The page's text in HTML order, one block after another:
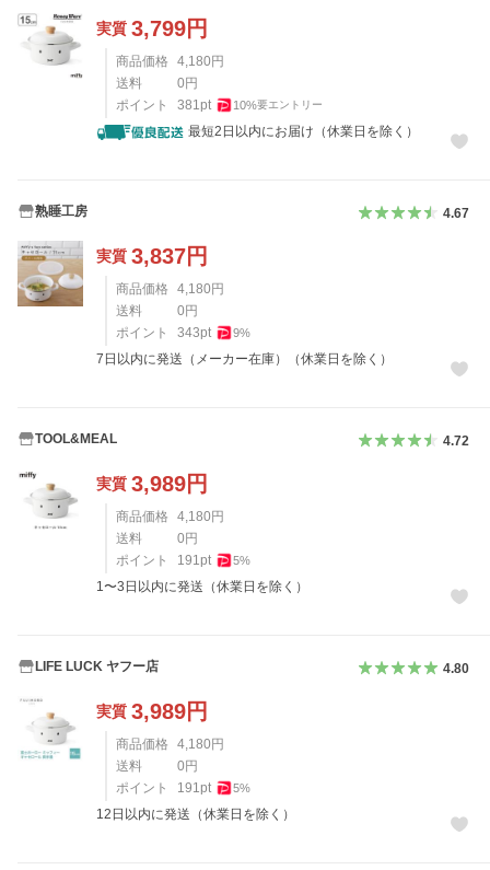
実質 3,799円
商品価格 4,180円
送料
0円
ポイント
381 pt 10%要エントリー
最短2日以内にお届け（休業日を除く）
熟睡工房 4.67
実質 3,837円
商品価格 4,180円
送料
0円
ポイント
343pt 9%
7日以内に発送（メーカー在庫）（休業日を除く）
TOOL&MEAL 4.72
実質 3,989円
商品価格 4,180円
送料
0円
ポイント
191 pt 5%
1〜3日以内に発送（休業日を除く）
LIFE LUCK ヤフー店 4.80
実質 3,989円
商品価格 4,180円
送料
0円
ポイント
191 pt 5%
12日以内に発送（休業日を除く）